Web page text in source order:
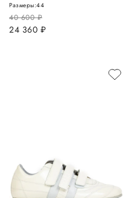
40 600руб.
24 360 руб.
Размеры:44